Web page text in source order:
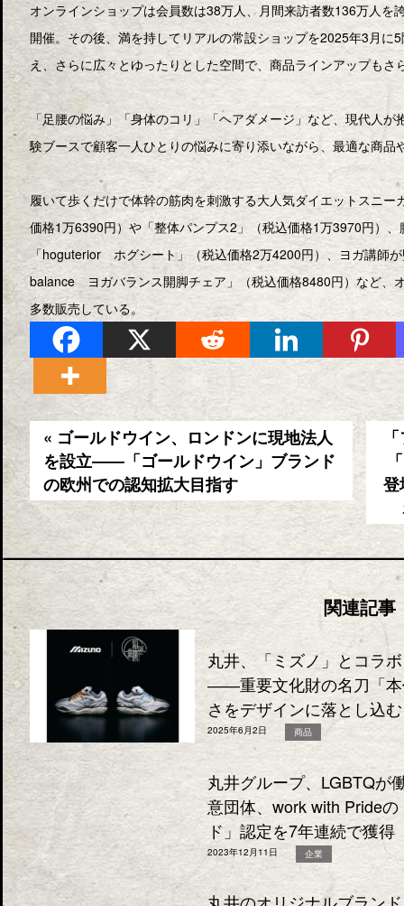
オンラインショップは会員数は38万人、月間来訪者数136万人
開催。その後、満を持してリアルの常設ショップを2025年3月に
え、さらに広々とゆったりとした空間で、商品ラインアップもさ
「足腰の悩み」「身体のコリ」「ヘアダメージ」など、現代人
験ブースで顧客一人ひとりの悩みに寄り添いながら、最適な商品
履いて歩くだけで体幹の筋肉を刺激する大人気ダイエットスニ
価格1万6390円）や「整体パンプス2」（税込価格1万3970円）
「hoguterior ホグシート」（税込価格2万4200円）、ヨガ講師
balance ヨガバランス開脚チェア」（税込価格8480円）など、
多数販売している。
« ゴールドウイン、ロンドンに現地法人
を設立――「ゴールドウイン」ブランド
の欧州での認知拡大目指す
関連記事
丸井、「ミズノ」とコラ
――重要文化財の名刀「本
さをデザインに落とし込む
2025年6月2日 商品
丸井グループ、LGBTQが
意団体、work with Pride
ド」認定を7年連続で獲得
2023年12月11日 企業
丸井のオリジナルブラン